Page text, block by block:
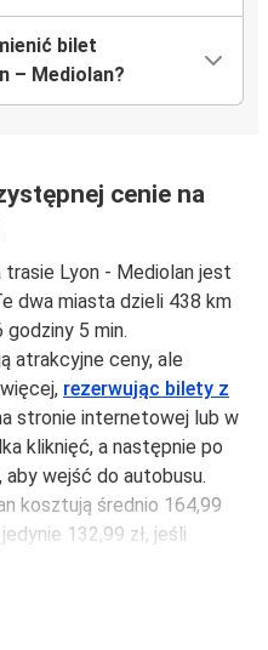
bilet
– Mediolan?
cenie na
trasie Lyon - Mediolan jest
dwa miasta dzieli 438 km
godziny 5 min.
atrakcyjne ceny, ale
rezerwując bilety z
stronie internetowej lub w
kliknięć, a następnie po
wejść do autobusu.
kosztują średnio 164,99
132,99 zł, jeśli